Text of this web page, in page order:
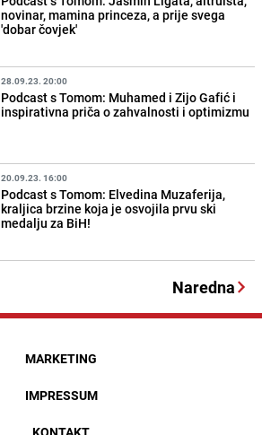
novinar, mamina princeza, a prije svega
'dobar čovjek'
28.09.23. 20:00
Podcast s Tomom: Muhamed i Zijo Gafić i
inspirativna priča o zahvalnosti i optimizmu
20.09.23. 16:00
Podcast s Tomom: Elvedina Muzaferija,
kraljica brzine koja je osvojila prvu ski
medalju za BiH!
Naredna
MARKETING
IMPRESSUM